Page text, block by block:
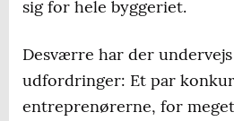
sig for hele byggeriet.
Desværre har der
udfordringer: Et par
entreprenørerne, for